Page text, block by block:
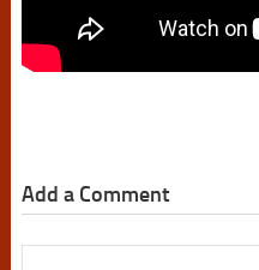
Add a Comment